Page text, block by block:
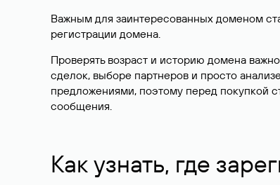
Важным для заинтересованных доменом
регистрации домена.
Проверять возраст и историю домена
сделок, выборе партнеров и просто
предложениями, поэтому перед покупкой
сообщения.
Как узнать, где